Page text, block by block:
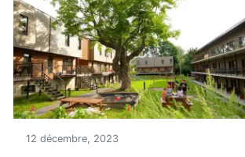
12 décembre, 2023